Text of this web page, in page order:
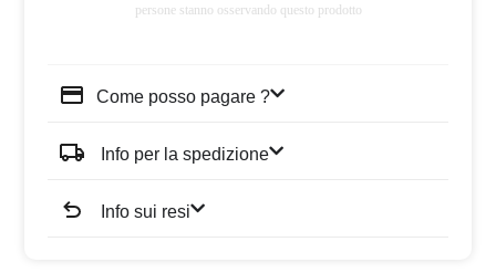
persone stanno osservando questo prodotto
Come posso pagare ?
Info per la spedizione
Info sui resi